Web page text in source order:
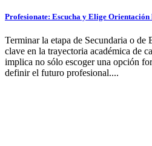
Profesionate: Escucha y Elige
Terminar la etapa de Secundaria o de
clave en la trayectoria académica de
implica no sólo escoger una opción
definir el futuro profesional....